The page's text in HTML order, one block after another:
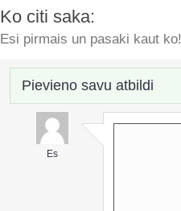
Ko citi saka:
Esi pirmais un pasaki kaut ko!
Pievieno savu atbildi
Es